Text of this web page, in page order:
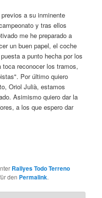
a su inminente
y tras ellos
me he preparado a
un buen papel, el coche
a punto hecha por los
reconocer los tramos,
Por último quiero
Oriol Julià, estamos
Asimismo quiero dar la
a los que espero dar
674 644
Rallyes Todo Terreno
den Permalink.